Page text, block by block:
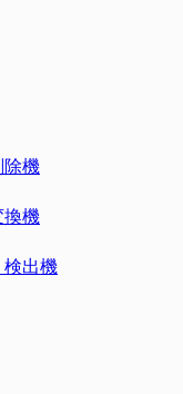
除機
換機
検出機